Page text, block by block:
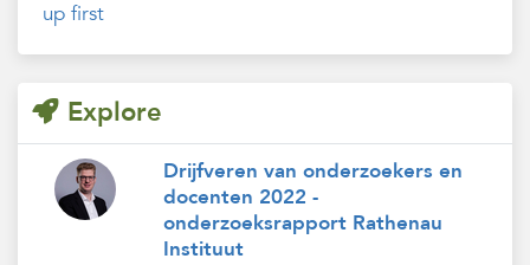
up first
Explore
Drijfveren van onderzoekers en
docenten 2022 -
onderzoeksrapport Rathenau
Instituut